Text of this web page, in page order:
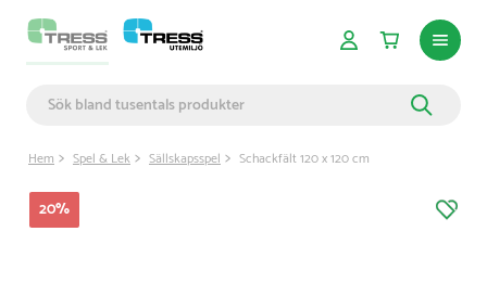
Hem Spel & Lek Sällskapsspel Schackfält 120 x 120 cm
20%